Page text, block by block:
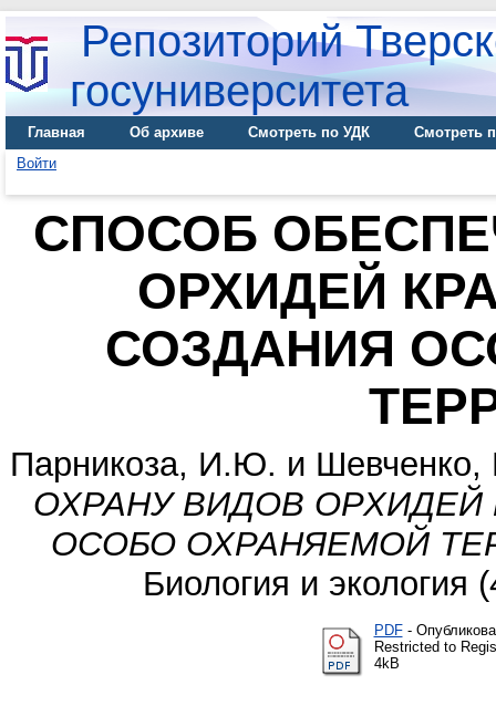
Репозиторий
госуниверситета
Главная Об архиве Смотреть по УДК
Смотреть
Войти
СПОСОБ
ОРХИДЕЙ
СОЗДАНИЯ
Парникоза, И.Ю. и
ОХРАНУ ВИДОВ ОРХИДЕЙ
ОСОБО ОХРАНЯЕМОЙ
Биология и
PDF-
Restricted to
4kB